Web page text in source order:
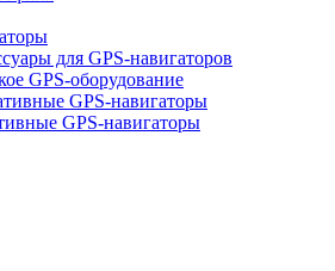
для GPS-навигаторов
GPS-оборудование
GPS-навигаторы
GPS-навигаторы